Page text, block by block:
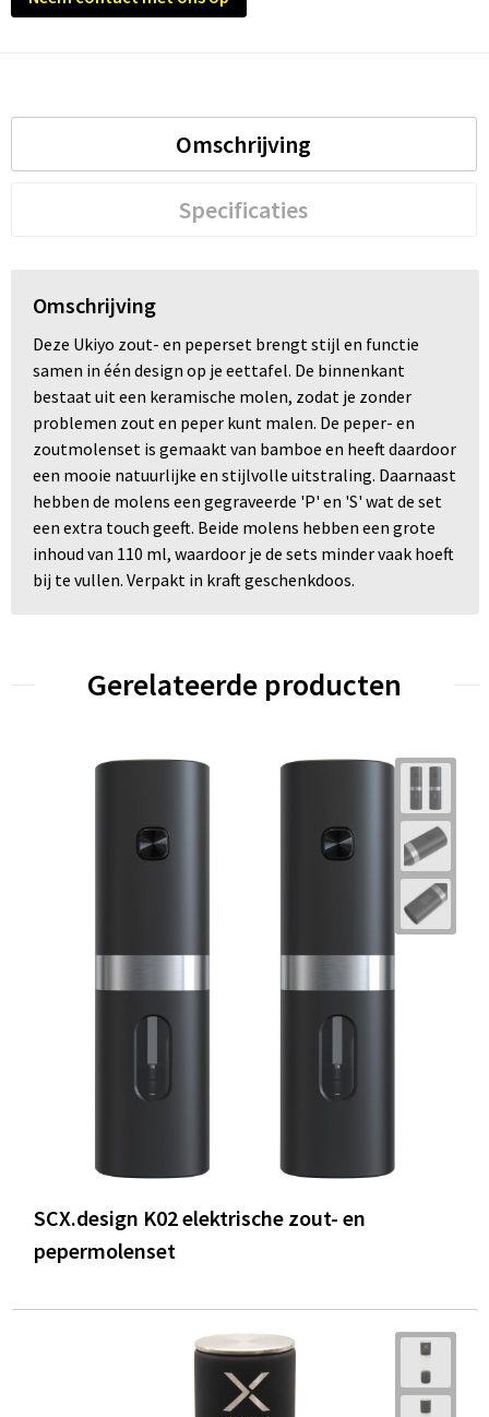
Omschrijving
Specificaties
Omschrijving
Deze Ukiyo zout- en peperset brengt stijl en functie
samen in één design op je eettafel. De binnenkant
bestaat uit een keramische molen, zodat je zonder
problemen zout en peper kunt malen. De peper- en
zoutmolenset is gemaakt van bamboe en heeft daardoor
een mooie natuurlijke en stijlvolle uitstraling. Daarnaast
hebben de molens een gegraveerde 'P' en 'S' wat de set
een extra touch geeft. Beide molens hebben een grote
inhoud van 110 ml, waardoor je de sets minder vaak hoeft
bij te vullen. Verpakt in kraft geschenkdoos.
Gerelateerde producten
SCX.design K02 elektrische zout- en
pepermolenset